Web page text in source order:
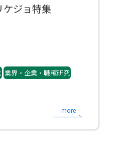
ケジョ特集
業界・企業・職種研究
more